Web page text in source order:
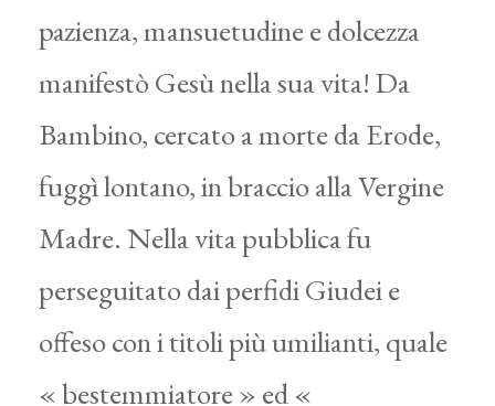
pazienza, mansuetudine e dolcezza
manifestò Gesù nella sua vita! Da
Bambino, cercato a morte da Erode,
fuggì lontano, in braccio alla Vergine
Madre. Nella vita pubblica fu
perseguitato dai perfidi Giudei e
offeso con i titoli più umilianti, quale
« bestemmiatore » ed «